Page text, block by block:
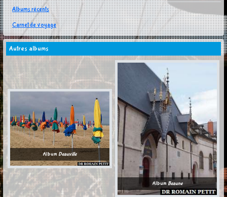
Albums récents
Carnet de voyage
Autres albums
Album Deauville
Album Beaune